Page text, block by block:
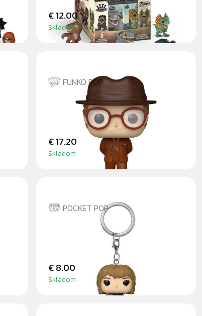
€ 12.00
Skladom
FUNKO POP
MR. WHATSIT
€ 17.20
Skladom
POCKET POP
ROBIN - PŘÍVĚSEK NA KLÍČE
€ 8.00
Skladom